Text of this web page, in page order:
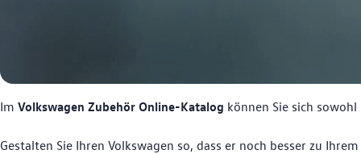
Text/HTML Teaser
Im Volkswagen Zubehör Online-Katalog können Sie sich
Gestalten Sie Ihren Volkswagen so, dass er noch besser zu